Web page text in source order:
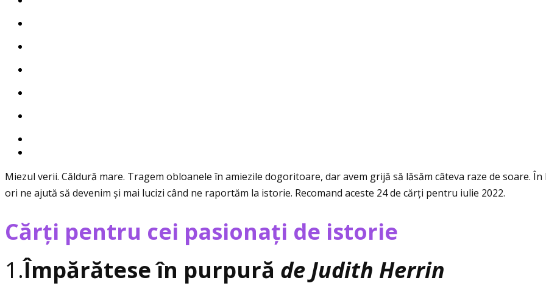
Miezul verii. Căldură mare. Tragem obloanele în amiezile dogoritoare, dar avem grijă să lăsăm câteva raze de soare.
ori ne ajută să devenim și mai lucizi când ne raportăm la istorie. Recomand aceste 24 de cărţi pentru iulie 2022.
Cărţi pentru cei pasionaţi de istorie
1.Împărătese în purpură de Judith Herrin